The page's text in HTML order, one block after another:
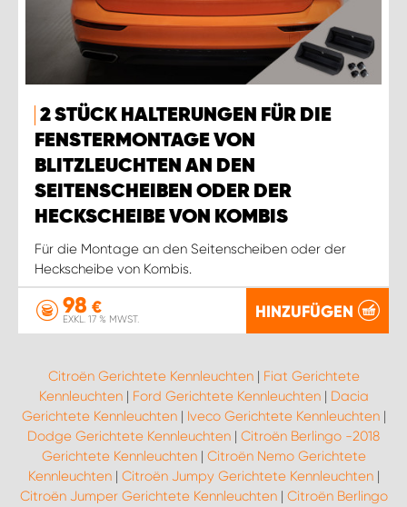
2 STÜCK HALTERUNGEN FÜR DIE
FENSTERMONTAGE VON
BLITZLEUCHTEN AN DEN
SEITENSCHEIBEN ODER DER
HECKSCHEIBE VON KOMBIS
Für die Montage an den Seitenscheiben oder der
Heckscheibe von Kombis.
98 €
EXKL. 17 % MWST. HINZUFÜGEN
Citroën Gerichtete Kennleuchten| Fiat Gerichtete
Kennleuchten| Ford Gerichtete Kennleuchten| Dacia
Gerichtete Kennleuchten| Iveco Gerichtete Kennleuchten|
Dodge Gerichtete Kennleuchten | Citroën Berlingo -2018
Gerichtete Kennleuchten| Citroën Nemo Gerichtete
Kennleuchten| Citroën Jumpy Gerichtete Kennleuchten|
Citroën Jumper Gerichtete Kennleuchten| Citroën Berlingo